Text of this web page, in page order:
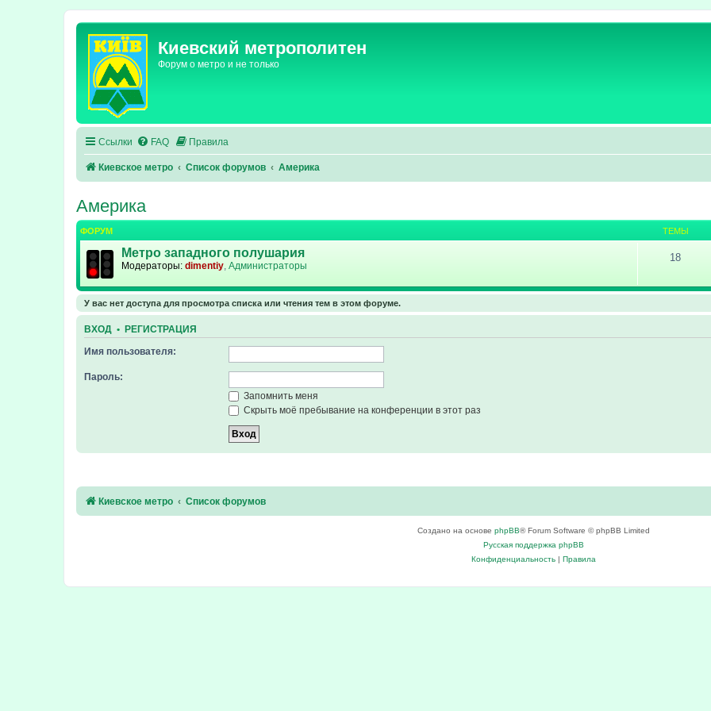
Киевский метрополитен
Форум о метро и не только
Ссылки FAQ Правила
Киевское метро Список форумов Америка
Америка
ФОРУМ ТЕМЫ
Метро западного полушария
Модераторы: dimentiy, Администраторы
18
У вас нет доступа для просмотра списка или чтения тем в этом форуме.
ВХОД • РЕГИСТРАЦИЯ
Имя пользователя:
Пароль:
Запомнить меня
Скрыть моё пребывание на конференции в этот раз
Киевское метро Список форумов
Создано на основе phpBB® Forum Software © phpBB Limited
Русская поддержка phpBB
Конфиденциальность| Правила